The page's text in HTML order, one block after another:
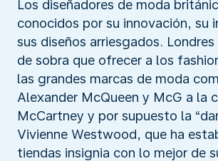
Los diseñadores de moda
conocidos por su innovación, su
sus diseños arriesgados.
de sobra que ofrecer a los
las grandes marcas de moda
Alexander McQueen y McG a la
McCartney y por supuesto la
Vivienne Westwood, que ha
tiendas insignia con lo mejor de